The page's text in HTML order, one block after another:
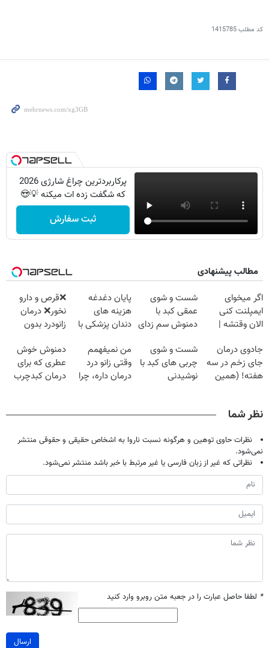
کد مطلب1415785
پرکاربردترین چراغ شارژی 2026
که شگفت زده ات میکنه 💡😍
ثبت سفارش
مطالب پیشنهادی
اگر میخوای
ایمپلنت کنی
الان وقتشه |
میلیون تومان!!!
شست و شوی
عمقی کبد با
دمنوش سم زدای
پایان دغدغه
هزینه های
دندان پزشکی با
خانگی
❌قرص‌ و دارو
نخور❌ درمان
زانودرد بدون
جادوی درمان
جای زخم در سه
هفته! (همین
شست و شوی
چربی های کبد با
نوشیدنی
من نمیفهمم
وقتی زانو درد
درمان داره، چرا
دمنوش خوش
عطری که برای
درمان کبدچرب
نظر شما
نظرات حاوی توهین و هرگونه نسبت ناروا به اشخاص حقیقی و حقوقی منتشر
نمی‌شود.
نظراتی که غیر از زبان فارسی یا غیر مرتبط با خبر باشد منتشر نمی‌شود.
* لطفا حاصل عبارت را در جعبه متن روبرو وارد کنید
ارسال